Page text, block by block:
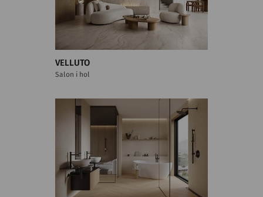
VELLUTO
Salon i hol